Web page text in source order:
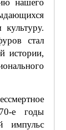
нашего
стал
истории,
е годы
импульс